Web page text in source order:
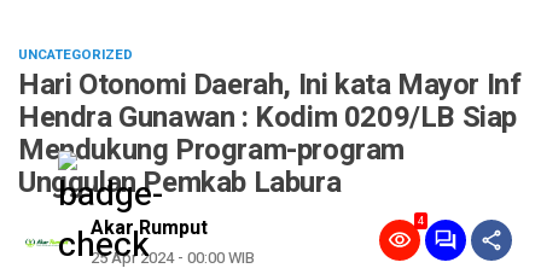
UNCATEGORIZED
Hari Otonomi Daerah, Ini kata Mayor Inf
Hendra Gunawan : Kodim 0209/LB Siap
Mendukung Program-program
Unggulan Pemkab Labura
Akar Rumput
25 Apr 2024 - 00:00 WIB
4